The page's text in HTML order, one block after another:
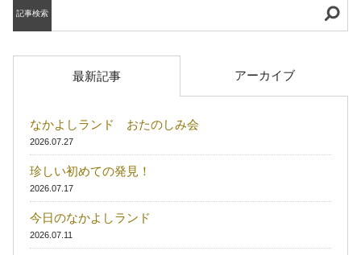
記事検索
最新記事 アーカイブ
なかよしランド おたのしみ会
2026.07.27
珍しい初めての発見！
2026.07.17
今日のなかよしランド
2026.07.11